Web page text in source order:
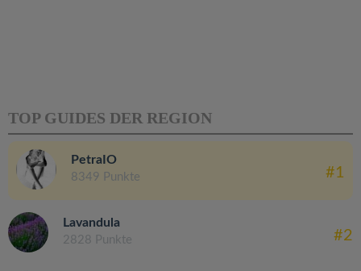
TOP GUIDES DER REGION
PetraIO
8349 Punkte #1
Lavandula
2828 Punkte #2